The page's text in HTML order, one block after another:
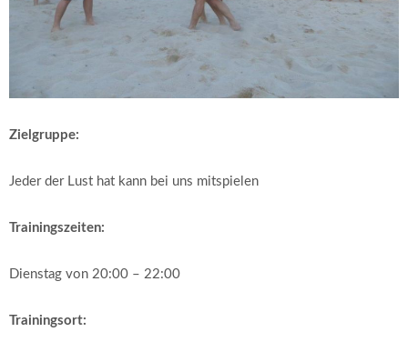
Zielgruppe:
Jeder der Lust hat kann bei uns mitspielen
Trainingszeiten:
Dienstag von 20:00 – 22:00
Trainingsort: